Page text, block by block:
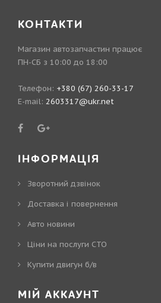
КОНТАКТИ
Магазин автозапчастин працює
ПН-СБ з 10:00 до 18:00
Телефон: +380 (67) 260-33-17
E-mail: 2603317@ukr.net
ІНФОРМАЦІЯ
Зворотний дзвінок
Доставка і повернення
Авто новини
Ціни на послуги СТО
Купити двигун б/в
МІЙ АККАУНТ